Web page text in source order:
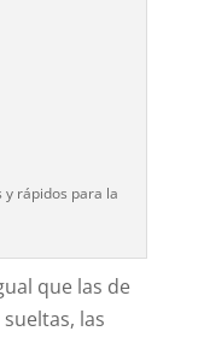
y rápidos para la
que las de
las